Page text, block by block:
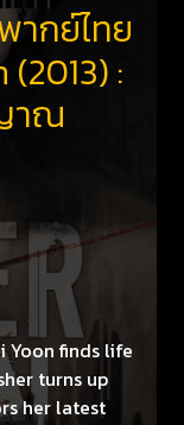
ากย์ไทย
:
าณ
finds life
turns up
her latest